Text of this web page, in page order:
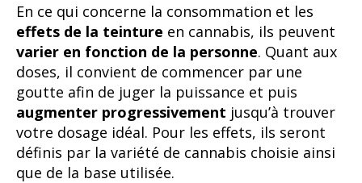
En ce qui concerne la consommation et les
effets de la teinture en cannabis, ils peuvent
varier en fonction de la personne. Quant aux
doses, il convient de commencer par une
goutte afin de juger la puissance et puis
augmenter progressivement jusqu’à trouver
votre dosage idéal. Pour les effets, ils seront
définis par la variété de cannabis choisie ainsi
que de la base utilisée.